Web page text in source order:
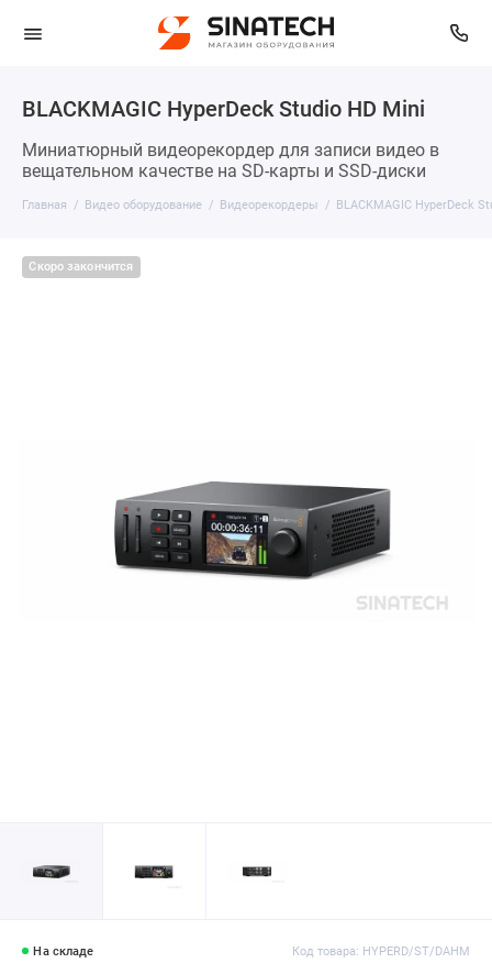
BLACKMAGIC HyperDeck Studio HD Mini
Миниатюрный видеорекордер для записи видео в
вещательном качестве на SD-карты и SSD-диски
Главная Видео оборудование Видеорекордеры BLACKMAGIC HyperDeck
Скоро закончится
На складе Код товара: HYPERD/ST/DAHM